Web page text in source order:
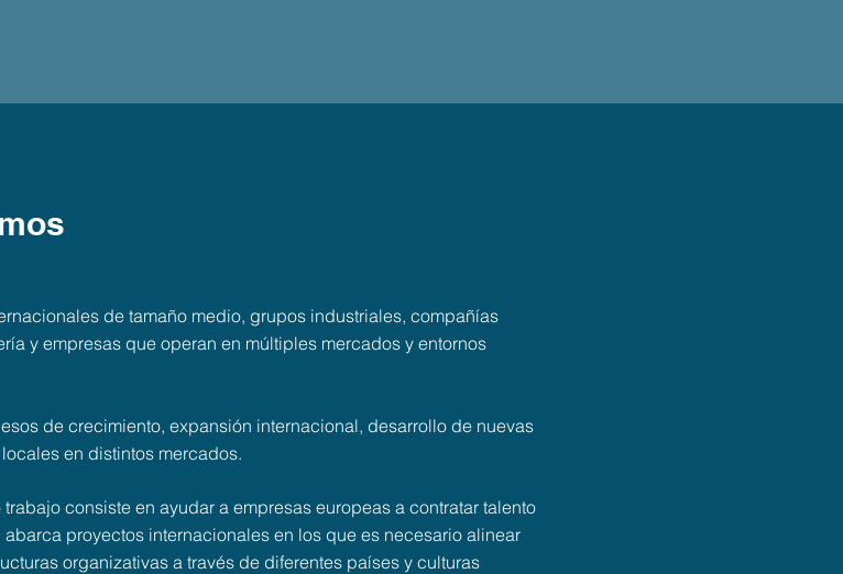
de tamaño medio, grupos industriales, compañías
y empresas que operan en múltiples mercados y entornos
de crecimiento, expansión internacional, desarrollo de nuevas
en distintos mercados.
consiste en ayudar a empresas europeas a contratar talento
proyectos internacionales en los que es necesario alinear
organizativas a través de diferentes países y culturas